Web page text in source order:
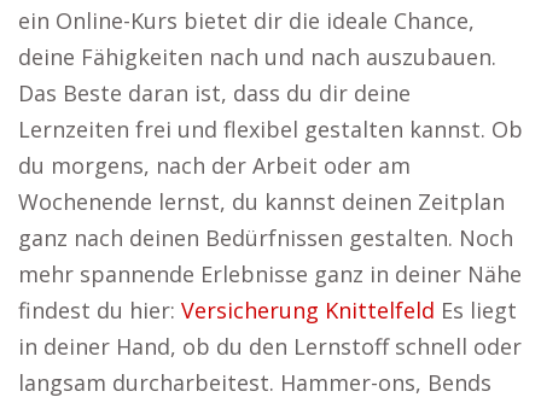
ein Online-Kurs bietet dir die ideale Chance,
deine Fähigkeiten nach und nach auszubauen.
Das Beste daran ist, dass du dir deine
Lernzeiten frei und flexibel gestalten kannst. Ob
du morgens, nach der Arbeit oder am
Wochenende lernst, du kannst deinen Zeitplan
ganz nach deinen Bedürfnissen gestalten. Noch
mehr spannende Erlebnisse ganz in deiner Nähe
findest du hier: Versicherung Knittelfeld Es liegt
in deiner Hand, ob du den Lernstoff schnell oder
langsam durcharbeitest. Hammer-ons, Bends